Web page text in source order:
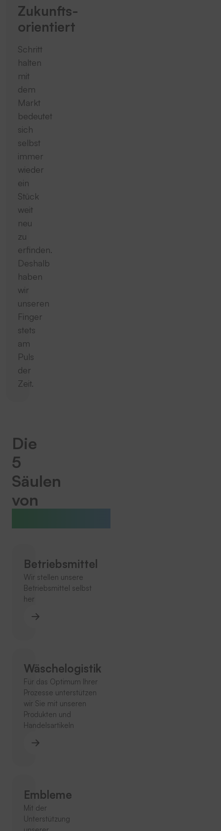
Zukunfts­
orientiert
Schritt
halten
mit
dem
Markt
bedeutet
sich
selbst
immer
wieder
ein
Stück
weit
neu
zu
erfinden.
Deshalb
haben
wir
unseren
Finger
stets
am
Puls
der
Zeit.
Die
5
Säulen
von
Betriebsmittel
Wir stellen unsere
Betriebsmittel selbst
her
Wäschelogistik
Für das Optimum Ihrer
Prozesse unterstützen
wir Sie mit unseren
Produkten und
Handelsartikeln
Embleme
Mit der
Unterstützung